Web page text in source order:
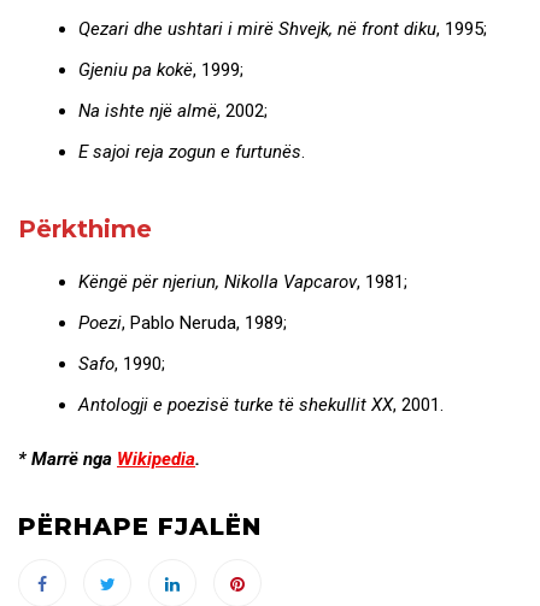
Qezari dhe ushtari i mirë Shvejk, në front diku, 1995;
Gjeniu pa kokë, 1999;
Na ishte një almë, 2002;
E sajoi reja zogun e furtunës.
Përkthime
Këngë për njeriun, Nikolla Vapcarov, 1981;
Poezi, Pablo Neruda, 1989;
Safo, 1990;
Antologji e poezisë turke të shekullit XX, 2001.
* Marrë nga Wikipedia.
PËRHAPE FJALËN